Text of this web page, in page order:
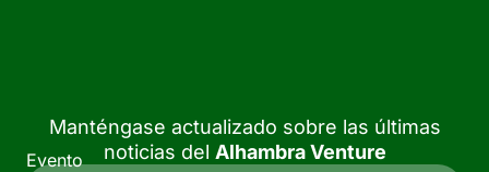
Evento
Manténgase actualizado sobre las últimas
noticias del Alhambra Venture